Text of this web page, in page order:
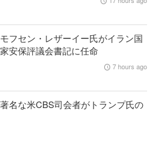
ラエルは地域安全保障にとって最
で米軍の弱点が露呈」
モフセン・レザーイー氏がイラン国
家安保評議会書記に任命
7 hours ago
著名な米CBS司会者がトランプ氏の